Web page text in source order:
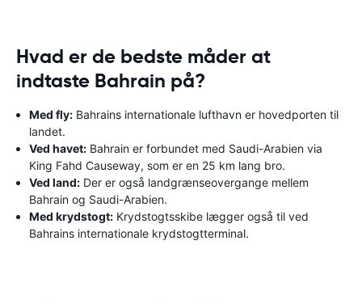
Hvad er de bedste måder at
indtaste Bahrain på?
Med fly: Bahrains internationale lufthavn er hovedporten til
landet.
Ved havet: Bahrain er forbundet med Saudi-Arabien via
King Fahd Causeway, som er en 25 km lang bro.
Ved land: Der er også landgrænseovergange mellem
Bahrain og Saudi-Arabien.
Med krydstogt: Krydstogtsskibe lægger også til ved
Bahrains internationale krydstogtterminal.